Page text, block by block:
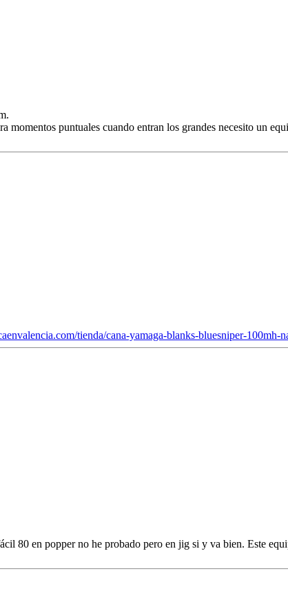
puntuales cuando entran los grandes necesito un
tienda/cana-yamaga-blanks-bluesniper-100mh-
80 en popper no he probado pero en jig si y va bien. Este